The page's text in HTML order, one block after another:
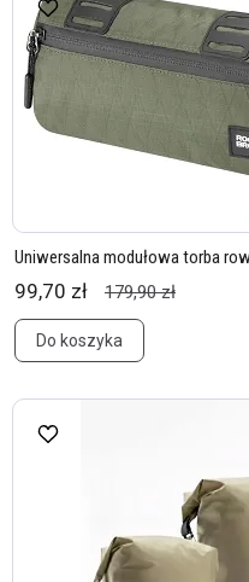
Uniwersalna modułowa torba
99,70 zł 179,90 zł
Do koszyka